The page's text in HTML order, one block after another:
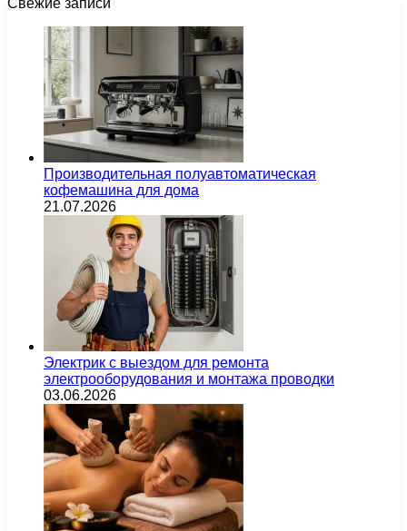
Производительная полуавтоматическая
кофемашина для дома
21.07.2026
Электрик с выездом для ремонта
электрооборудования и монтажа проводки
03.06.2026